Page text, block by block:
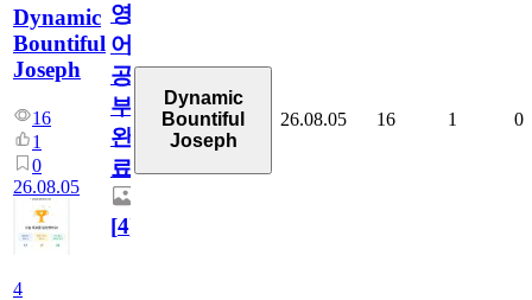
Dynamic
Bountiful
Joseph
16
1
0
26.08.05
4
영
어
공
부
완
료
[4]
Dynamic
Bountiful
Joseph
26.08.05 16 1 0